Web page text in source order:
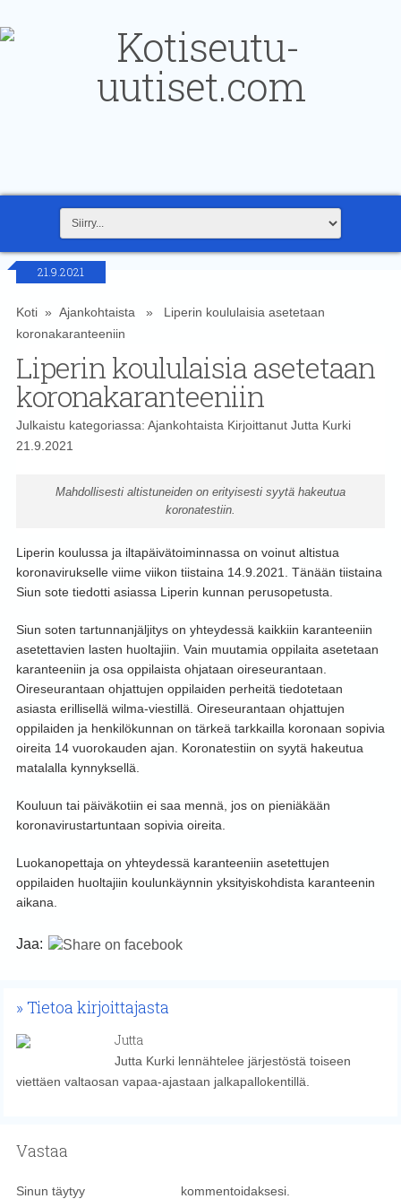
21.9.2021
Koti» Ajankohtaista » Liperin koululaisia asetetaan
koronakaranteeniin
Liperin koululaisia asetetaan
koronakaranteeniin
Julkaistu kategoriassa: Ajankohtaista Kirjoittanut Jutta Kurki
21.9.2021
Mahdollisesti altistuneiden on erityisesti syytä hakeutua
koronatestiin.
Liperin koulussa ja iltapäivätoiminnassa on voinut altistua
koronavirukselle viime viikon tiistaina 14.9.2021. Tänään tiistaina
Siun sote tiedotti asiassa Liperin kunnan perusopetusta.
Siun soten tartunnanjäljitys on yhteydessä kaikkiin karanteeniin
asetettavien lasten huoltajiin. Vain muutamia oppilaita asetetaan
karanteeniin ja osa oppilaista ohjataan oireseurantaan.
Oireseurantaan ohjattujen oppilaiden perheitä tiedotetaan
asiasta erillisellä wilma-viestillä. Oireseurantaan ohjattujen
oppilaiden ja henkilökunnan on tärkeä tarkkailla koronaan sopivia
oireita 14 vuorokauden ajan. Koronatestiin on syytä hakeutua
matalalla kynnyksellä.
Kouluun tai päiväkotiin ei saa mennä, jos on pieniäkään
koronavirustartuntaan sopivia oireita.
Luokanopettaja on yhteydessä karanteeniin asetettujen
oppilaiden huoltajiin koulunkäynnin yksityiskohdista karanteenin
aikana.
Jaa:
Tietoa kirjoittajasta
Jutta
Jutta Kurki lennähtelee järjestöstä toiseen
viettäen valtaosan vapaa-ajastaan jalkapallokentillä.
Vastaa
Sinun täytyy kommentoidaksesi.